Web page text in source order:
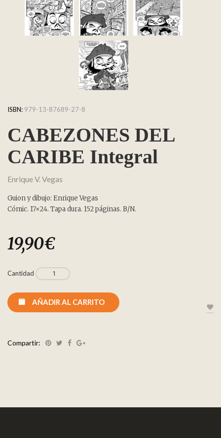
ISBN: 979-13-87689-27-8
CABEZONES DEL
CARIBE Integral
Enrique V. Vegas
Guion y dibujo: Enrique Vegas
Cómic. 17×24. Tapa dura. 152 páginas. B/N.
19,90€
Cantidad
AÑADIR AL CARRITO
Compartir: